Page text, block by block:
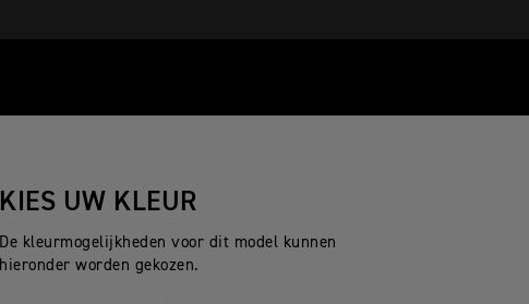
KIES UW KLEUR
De kleurmogelijkheden voor dit model kunnen
hieronder worden gekozen.